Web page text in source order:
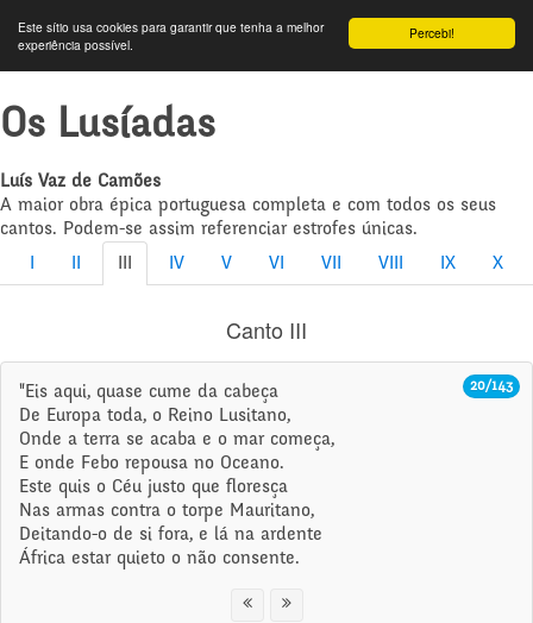
Percebi!
Este sítio usa cookies para garantir que tenha a melhor
experiência possível.
Os Lusíadas
Luís Vaz de Camões
A maior obra épica portuguesa completa e com todos os seus
cantos. Podem-se assim referenciar estrofes únicas.
IV V VI VII VIII IX X
Canto III
20/143
"Eis aqui, quase cume da cabeça
De Europa toda, o Reino Lusitano,
Onde a terra se acaba e o mar começa,
E onde Febo repousa no Oceano.
Este quis o Céu justo que floresça
Nas armas contra o torpe Mauritano,
Deitando-o de si fora, e lá na ardente
África estar quieto o não consente.